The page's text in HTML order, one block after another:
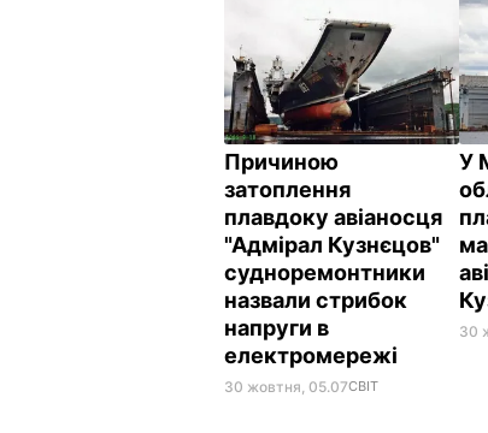
Причиною
затоплення
плавдоку авіаносця
"Адмірал Кузнєцов"
судноремонтники
назвали стрибок
напруги в
електромережі
30 жовтня, 05.07СВІТ
У
30